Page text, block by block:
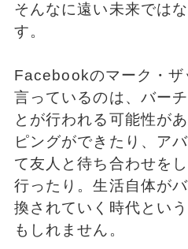
そんなに遠い未来では
す。
Facebookのマーク・ザ
言っているのは、バー
とが行われる可能性が
ピングができたり、ア
て友人と待ち合わせを
行ったり。生活自体が
換されていく時代とい
もしれません。